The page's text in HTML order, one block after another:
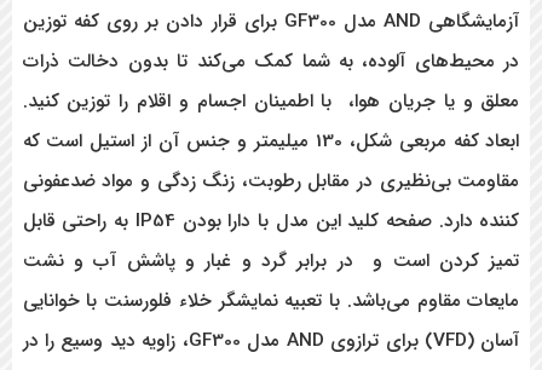
آزمایشگاهی AND مدل GF300 برای قرار دادن بر روی کفه توزین
در محیط‌های آلوده، به شما کمک می‌کند تا بدون دخالت ذرات
معلق و یا جریان هوا، با اطمینان اجسام و اقلام را توزین کنید.
ابعاد کفه مربعی شکل، 130 میلیمتر و جنس آن از استیل است که
مقاومت بی‌نظیری در مقابل رطوبت، زنگ زدگی و مواد ضدعفونی
کننده دارد. صفحه کلید این مدل با دارا بودن IP54
به راحتی قابل
تمیز کردن است و در برابر گرد و غبار و پاشش آب و نشت
مایعات مقاوم می‌باشد. با تعبیه نمایشگر خلاء فلورسنت با خوانایی
آسان (VFD) برای ترازوی AND مدل GF300، زاویه دید وسیع را در